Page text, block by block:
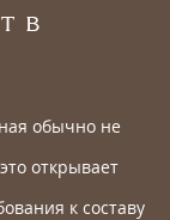
в
обычно не
открывает
к составу